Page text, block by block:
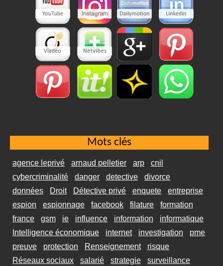
Mots clés
agence leprivé arnaud pelletier arp
cnil
cybercriminalité
danger detective
divorce
données
Droit Détective privé enquete
entreprise
espion
espionnage facebook filature
formation
france
gsm ie influence information
informatique
Intelligence économique
internet investigation
pme
preuve
protection Renseignement
risque
Réseaux sociaux
salarié strategie surveillance